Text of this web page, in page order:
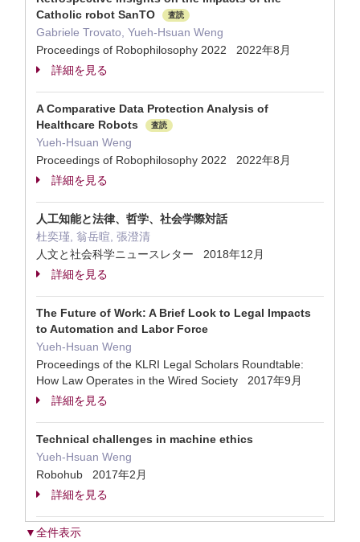
Catholic robot SanTO
査読
Gabriele Trovato, Yueh-Hsuan Weng
Proceedings of Robophilosophy 2022 2022年8月
詳細を見る
A Comparative Data Protection Analysis of
Healthcare Robots
査読
Yueh-Hsuan Weng
Proceedings of Robophilosophy 2022 2022年8月
詳細を見る
人工知能と法律、哲学、社会学際対話
杜奕瑾, 翁岳暄, 張澄清
人文と社会科学ニュースレター 2018年12月
詳細を見る
The Future of Work: A Brief Look to Legal Impacts
to Automation and Labor Force
Yueh-Hsuan Weng
Proceedings of the KLRI Legal Scholars Roundtable:
How Law Operates in the Wired Society 2017年9月
詳細を見る
Technical challenges in machine ethics
Yueh-Hsuan Weng
Robohub 2017年2月
詳細を見る
▼全件表示